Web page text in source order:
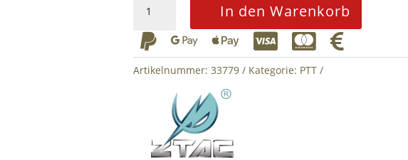
zSLX
PTT
Midland
Connector
In den Warenkorb
     
Artikelnummer: 33779 Kategorie: PTT